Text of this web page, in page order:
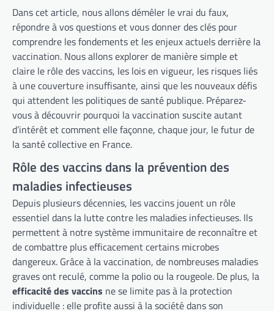
Dans cet article, nous allons démêler le vrai du faux,
répondre à vos questions et vous donner des clés pour
comprendre les fondements et les enjeux actuels derrière la
vaccination. Nous allons explorer de manière simple et
claire le rôle des vaccins, les lois en vigueur, les risques liés
à une couverture insuffisante, ainsi que les nouveaux défis
qui attendent les politiques de santé publique. Préparez-
vous à découvrir pourquoi la vaccination suscite autant
d’intérêt et comment elle façonne, chaque jour, le futur de
la santé collective en France.
Rôle des vaccins dans la prévention des
maladies infectieuses
Depuis plusieurs décennies, les vaccins jouent un rôle
essentiel dans la lutte contre les maladies infectieuses. Ils
permettent à notre système immunitaire de reconnaître et
de combattre plus efficacement certains microbes
dangereux. Grâce à la vaccination, de nombreuses maladies
graves ont reculé, comme la polio ou la rougeole. De plus, la
efficacité des vaccins ne se limite pas à la protection
individuelle : elle profite aussi à la société dans son